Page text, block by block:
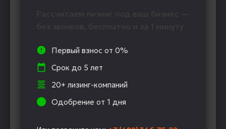
Рассчитаем лизинг под ваш бизнес —
без звонков, бесплатно и за 1 минуту
Первый взнос от 0%
Срок до 5 лет
20+ лизинг-компаний
Одобрение от 1 дня